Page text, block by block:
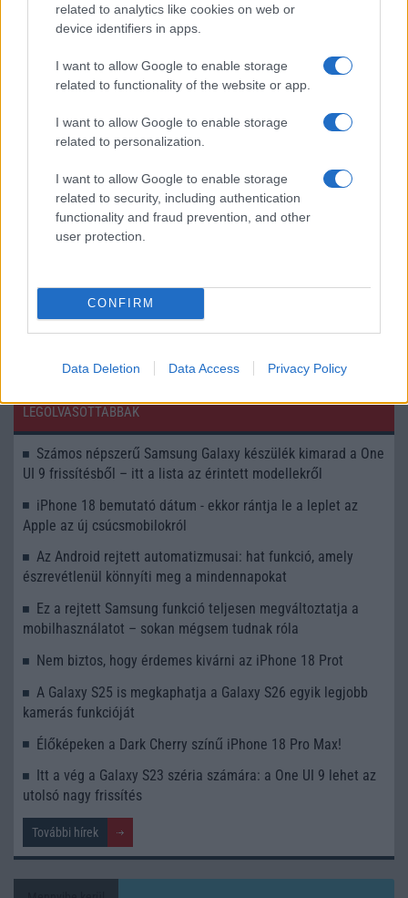
related to analytics like cookies on web or
device identifiers in apps.
I want to allow Google to enable storage
related to functionality of the website or app.
I want to allow Google to enable storage
related to personalization.
I want to allow Google to enable storage
related to security, including authentication
functionality and fraud prevention, and other
user protection.
CONFIRM
Data Deletion Data Access Privacy Policy
iOS 27 kiszivárgott újdonságai: három mesterséges
intelligencia funkció, ami mindent megváltoztathat
Az iOS 27 lehet az a frissítés, ami végre iPhone-cserére
ösztönzi a felhasználókat
Meglepő korlátozás: az iPhone 17 sem kapja meg az iOS
27 összes új AI-funkcióját
Nem csak a mesterséges intelligencia miatt érdemes
frissíteni – ezek az iOS 27 legjobb újdonságai
Hatalmas megújulás jöhet az iPad mininél – OLED
kijelzővel és új funkciókkal érkezhet
szeretnél
LEGOLVASOTTABBAK
Számos népszerű Samsung Galaxy készülék kimarad a One
UI 9 frissítésből – itt a lista az érintett modellekről
iPhone 18 bemutató dátum - ekkor rántja le a leplet az
Apple az új csúcsmobilokról
Az Android rejtett automatizmusai: hat funkció, amely
észrevétlenül könnyíti meg a mindennapokat
Ez a rejtett Samsung funkció teljesen megváltoztatja a
mobilhasználatot – sokan mégsem tudnak róla
Nem biztos, hogy érdemes kivárni az iPhone 18 Prot
A Galaxy S25 is megkaphatja a Galaxy S26 egyik legjobb
kamerás funkcióját
Élőképeken a Dark Cherry színű iPhone 18 Pro Max!
Itt a vég a Galaxy S23 széria számára: a One UI 9 lehet az
utolsó nagy frissítés
További hírek